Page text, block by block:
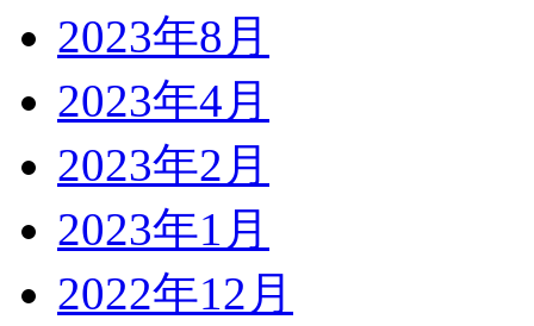
2023年8月
2023年4月
2023年2月
2023年1月
2022年12月